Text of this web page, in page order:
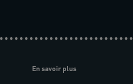
En savoir plus